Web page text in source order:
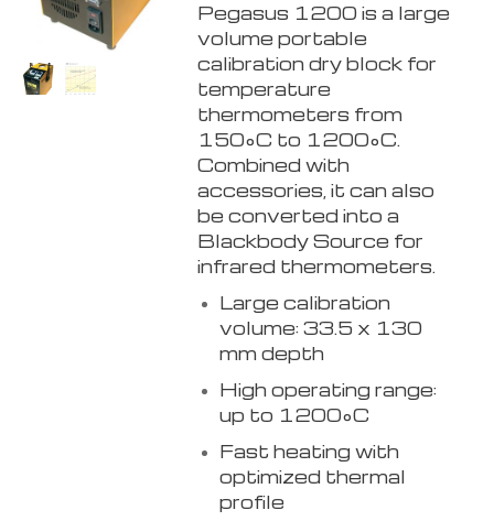
Pegasus 1200 is a large
volume portable
calibration dry block for
temperature
thermometers from
150°C to 1200°C.
Combined with
accessories, it can also
be converted into a
Blackbody Source for
infrared thermometers.
Large calibration
volume: 33.5 x 130
mm depth
High operating range:
up to 1200°C
Fast heating with
optimized thermal
profile